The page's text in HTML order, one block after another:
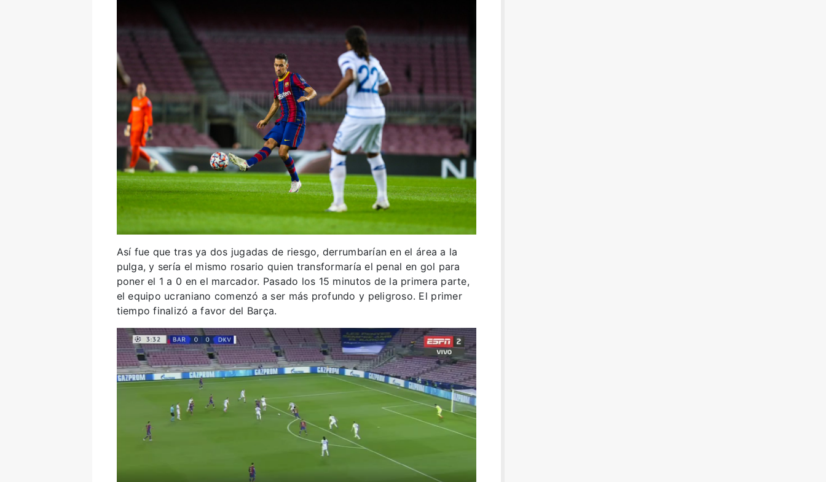
Así fue que tras ya dos jugadas de riesgo, derrumbarían en el área a la
pulga, y sería el mismo rosario quien transformaría el penal en gol para
poner el 1 a 0 en el marcador. Pasado los 15 minutos de la primera parte,
el equipo ucraniano comenzó a ser más profundo y peligroso. El primer
tiempo finalizó a favor del Barça.